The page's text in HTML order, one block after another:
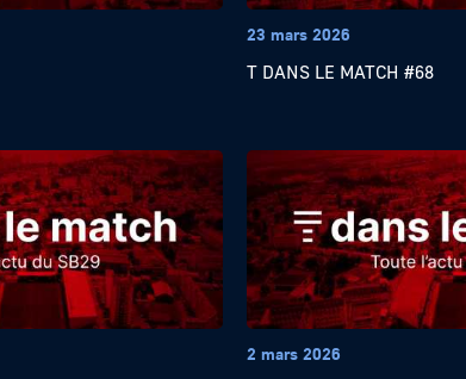
23 mars 2026
T DANS LE MATCH #68
2 mars 2026